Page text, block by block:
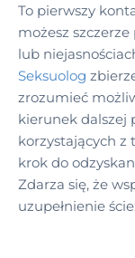
To pierwszy
możesz
lub
Seksuolog
zrozumieć
kierunek dalszej
korzystających z
krok do
Zdarza się, że
uzupełnienie